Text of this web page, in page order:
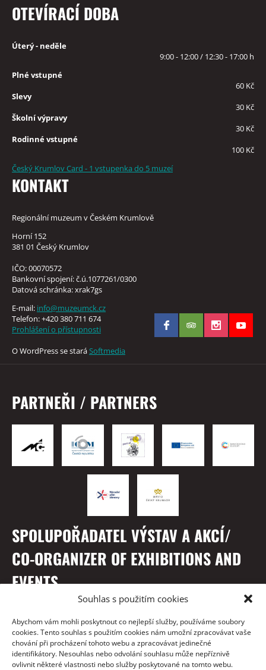
Souhlas s použitím cookies
Abychom vám mohli poskytnout co nejlepší služby, používáme soubory
cookies. Tento souhlas s použitím cookies nám umožní zpracovávat vaše
chování při procházení tohoto webu a zpracovávat jedinečné
identifikátory. Nesouhlas nebo odvolání souhlasu může nepříznivě
ovlivnit některé vlastnosti nebo služby poskytované na tomto webu.
OTEVÍRACÍ DOBA
Úterý - neděle
9:00 - 12:00 / 12:30 - 17:00 h
Plné vstupné
60 Kč
Slevy
30 Kč
Školní výpravy
30 Kč
Rodinné vstupné
100 Kč
Český Krumlov Card - 1 vstupenka do 5 muzeí
KONTAKT
Regionální muzeum v Českém Krumlově
Horní 152
381 01 Český Krumlov
IČO: 00070572
Bankovní spojení: č.ú.1077261/0300
Datová schránka: xrak7gs
E-mail: info@muzeumck.cz
Telefon: +420 380 711 674
Prohlášení o přístupnosti
O WordPress se staráSoftmedia
PARTNEŘI / PARTNERS
SPOLUPOŘADATEL VÝSTAV A AKCÍ/
CO-ORGANIZER OF EXHIBITIONS AND
EVENTS